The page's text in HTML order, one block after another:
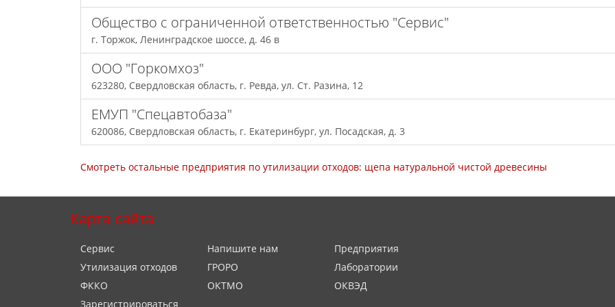
Общество с ограниченной ответственностью "Сервис"
г. Торжок, Ленинградское шоссе, д. 46 в
ООО "Горкомхоз"
623280, Свердловская область, г. Ревда, ул. Ст. Разина, 12
ЕМУП "Спецавтобаза"
620086, Свердловская область, г. Екатеринбург, ул. Посадская, д. 3
Смотреть остальные предприятия по утилизации отходов: щепа натуральной чистой древесины
Карта сайта
Сервис Напишите нам
Предприятия
Утилизация отходов
ГРОРО
Лаборатории
ФККО
ОКТМО
ОКВЭД
Зарегистрироваться